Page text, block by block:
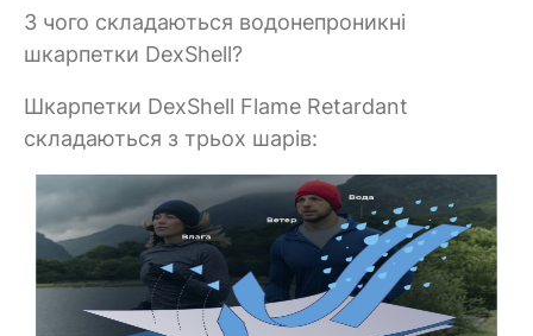
З чого складаються водонепроникні
шкарпетки DexShell?
Шкарпетки DexShell Flame Retardant
складаються з трьох шарів: